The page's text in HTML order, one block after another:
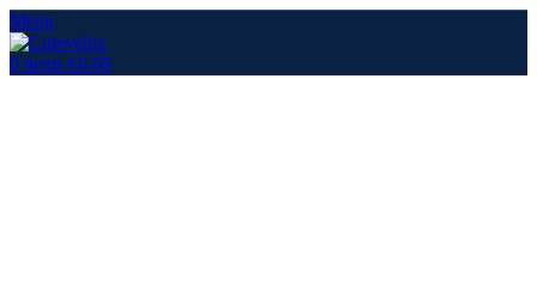
Menu
0 items €0.00